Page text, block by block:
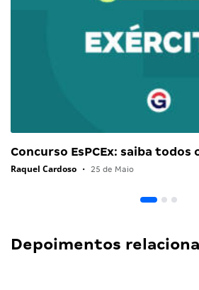
Concurso EsPCEx: saiba todos
Raquel Cardoso • 25 de Maio
Depoimentos